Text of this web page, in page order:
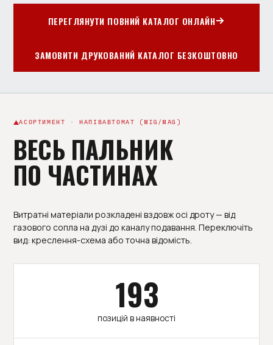
ПЕРЕГЛЯНУТИ ПОВНИЙ КАТАЛОГ ОНЛАЙН
ЗАМОВИТИ ДРУКОВАНИЙ КАТАЛОГ БЕЗКОШТОВНО
АСОРТИМЕНТ · НАПІВАВТОМАТ (MIG/MAG)
ВЕСЬ ПАЛЬНИК
ПО ЧАСТИНАХ
Витратні матеріали розкладені вздовж осі дроту — від
газового сопла на дузі до каналу подавання. Переключіть
вид: креслення-схема або точна відомість.
193
позицій в наявності